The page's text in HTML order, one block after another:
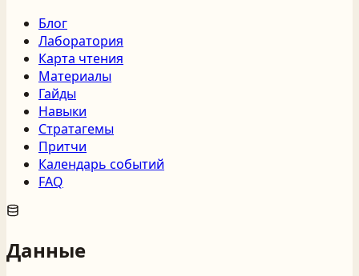
Блог
Лаборатория
Карта чтения
Материалы
Гайды
Навыки
Стратагемы
Притчи
Календарь событий
FAQ
Данные